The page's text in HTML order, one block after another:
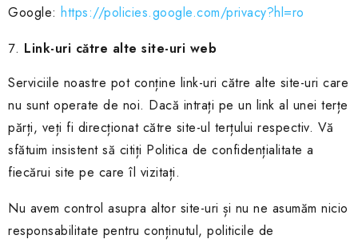
Google: https://policies.google.com/privacy?hl=ro
Link-uri către alte site-uri web
Serviciile noastre pot conține link-uri către alte site-uri care
nu sunt operate de noi. Dacă intrați pe un link al unei terțe
părți, veți fi direcționat către site-ul terțului respectiv. Vă
sfătuim insistent să citiți Politica de confidențialitate a
fiecărui site pe care îl vizitați.
Nu avem control asupra altor site-uri și nu ne asumăm nicio
responsabilitate pentru conținutul, politicile de